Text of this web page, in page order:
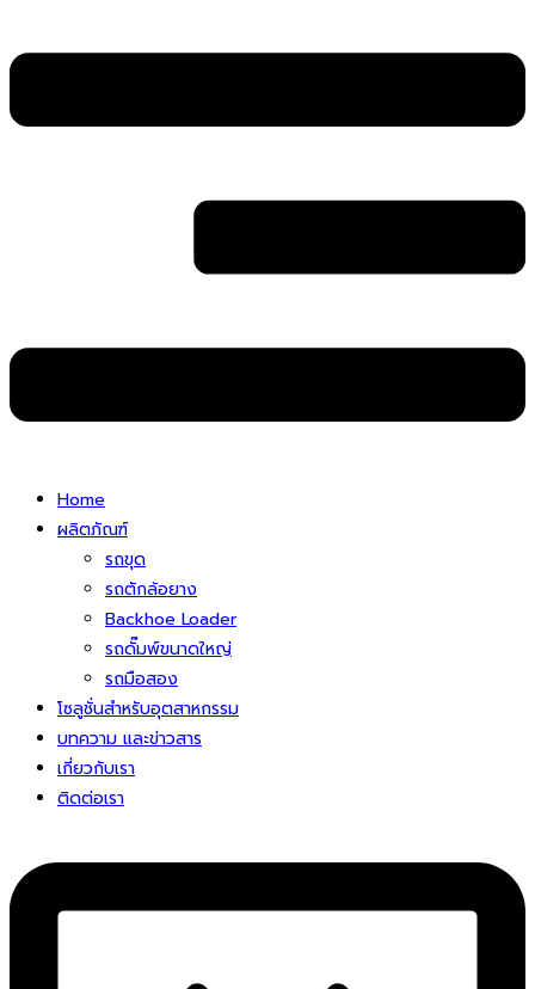
Home
ผลิตภัณฑ์
รถขุด
รถตักล้อยาง
Backhoe Loader
รถดั๊มพ์ขนาดใหญ่
รถมือสอง
โซลูชั่นสําหรับอุตสาหกรรม
บทความ และข่าวสาร
เกี่ยวกับเรา
ติดต่อเรา